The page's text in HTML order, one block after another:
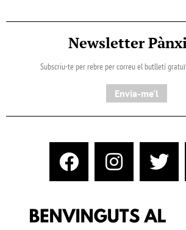
Newsletter
Subscriu-te per rebre per correu el butlletí
Envia-me'l